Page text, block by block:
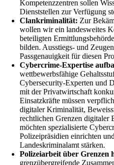
Kompetenzzentren sollen
Dienststellen zur Verfügung
Clankriminalität: Zur
wollen wir ein landesweites
beteiligten
bilden. Ausstiegs- und
Passgenauigkeit für diesen
Cybercrime-Expertise
wettbewerbsfähige
Cybersecurity-Experten und
mit der Privatwirtschaft
Einsatzkräfte müssen
digitaler Kriminalität,
rechtlichen Grenzen digitaler
möchten spezialisierte
Polizeipräsidien einrichten
Landeskriminalamt stärken.
Polizeiarbeit über Grenzen
grenzübergreifende